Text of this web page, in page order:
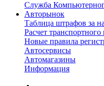
Служба
Авторынок
Таблица штрафов за
Расчет транспортного
Новые правила
Автосервисы
Автомагазины
Информация